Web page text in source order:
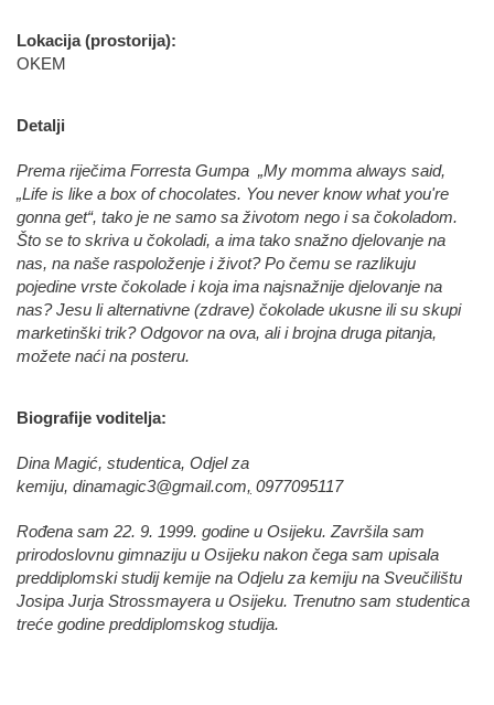
Lokacija (prostorija):
OKEM
Detalji
Prema riječima Forresta Gumpa „My momma always said,
„Life is like a box of chocolates. You never know what you're
gonna get“, tako je ne samo sa životom nego i sa čokoladom.
Što se to skriva u čokoladi, a ima tako snažno djelovanje na
nas, na naše raspoloženje i život? Po čemu se razlikuju
pojedine vrste čokolade i koja ima najsnažnije djelovanje na
nas? Jesu li alternativne (zdrave) čokolade ukusne ili su skupi
marketinški trik? Odgovor na ova, ali i brojna druga pitanja,
možete naći na posteru.
Biografije voditelja:
Dina Magić, studentica, Odjel za
kemiju, dinamagic3@gmail.com, 0977095117
Rođena sam 22. 9. 1999. godine u Osijeku. Završila sam
prirodoslovnu gimnaziju u Osijeku nakon čega sam upisala
preddiplomski studij kemije na Odjelu za kemiju na Sveučilištu
Josipa Jurja Strossmayera u Osijeku. Trenutno sam studentica
treće godine preddiplomskog studija.